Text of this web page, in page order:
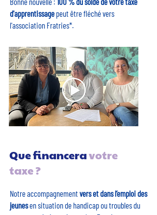
d'apprentissage peut être fléché vers
l'association Fratries*.
Que financeravotre
taxe ?
Notre accompagnement vers et dans l’emploi des
jeunesen situation de handicap ou troubles du